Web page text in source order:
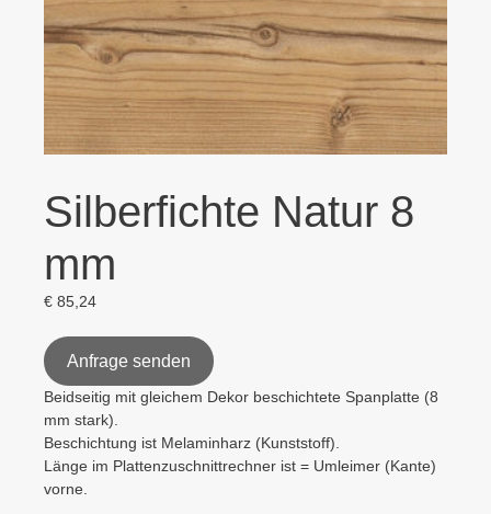
Silberfichte Natur 8
mm
€ 85,24
Anfrage senden
Beidseitig mit gleichem Dekor beschichtete Spanplatte (8
mm stark).
Beschichtung ist Melaminharz (Kunststoff).
Länge im Plattenzuschnittrechner ist = Umleimer (Kante)
vorne.